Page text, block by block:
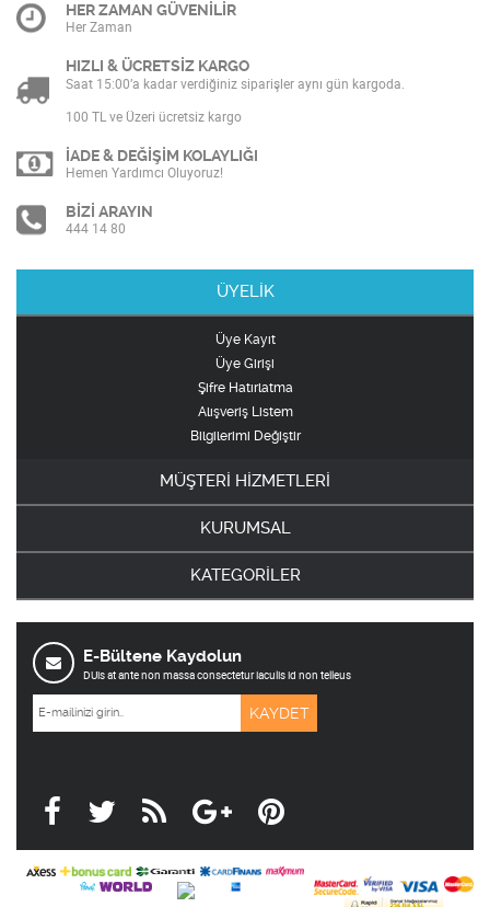
HER ZAMAN GÜVENİLİR
Her Zaman
HIZLI & ÜCRETSİZ KARGO
Saat 15:00’a kadar verdiğiniz siparişler aynı gün kargoda.
100 TL ve Üzeri ücretsiz kargo
İADE & DEĞİŞİM KOLAYLIĞI
Hemen Yardımcı Oluyoruz!
BİZİ ARAYIN
444 14 80
ÜYELİK
Üye Kayıt
Üye Girişi
Şifre Hatırlatma
Alışveriş Listem
Bilgilerimi Değiştir
MÜŞTERİ HİZMETLERİ
KURUMSAL
KATEGORİLER
E-Bültene Kaydolun
DUis at ante non massa consectetur iaculis id non telleus